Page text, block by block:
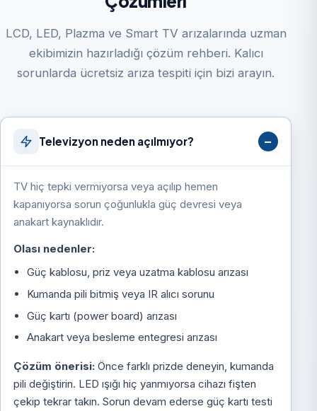
LCD, LED, Plazma ve Smart TV arızalarında uzman
ekibimizin hazırladığı çözüm rehberi. Kalıcı
sorunlarda ücretsiz arıza tespiti için bizi arayın.
Televizyon neden açılmıyor?
TV hiç tepki vermiyorsa veya açılıp hemen
kapanıyorsa sorun çoğunlukla güç devresi veya
anakart kaynaklıdır.
Olası nedenler:
Güç kablosu, priz veya uzatma kablosu arızası
Kumanda pili bitmiş veya IR alıcı sorunu
Güç kartı (power board) arızası
Anakart veya besleme entegresi arızası
Çözüm önerisi: Önce farklı prizde deneyin, kumanda
pili değiştirin. LED ışığı hiç yanmıyorsa cihazı fişten
çekip tekrar takın. Sorun devam ederse güç kartı testi